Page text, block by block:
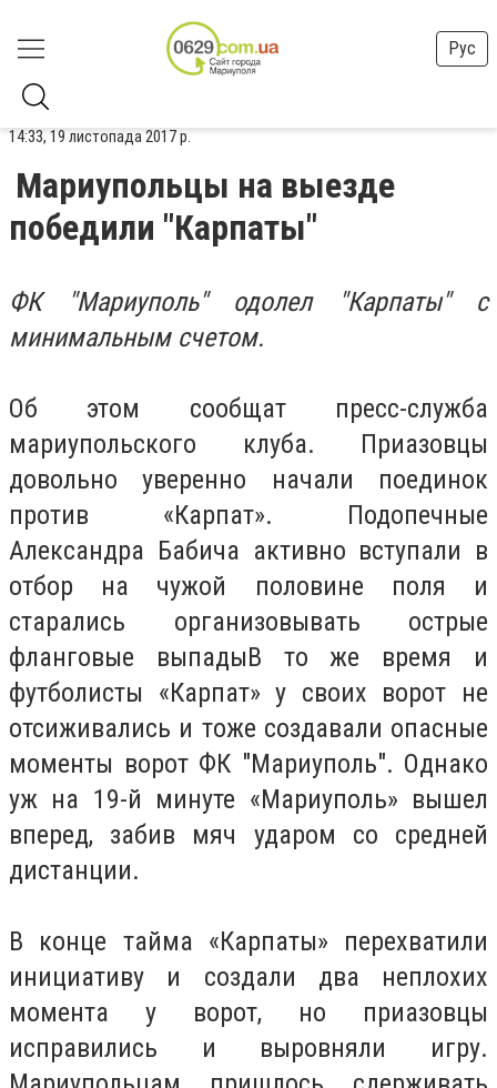
Рус
14:33, 19 листопада 2017 р.
Мариупольцы на выезде
победили "Карпаты"
ФК "Мариуполь" одолел "Карпаты" с
минимальным счетом.
Об этом сообщат пресс-служба
мариупольского клуба. Приазовцы
довольно уверенно начали поединок
против «Карпат». Подопечные
Александра Бабича активно вступали в
отбор на чужой половине поля и
старались организовывать острые
фланговые выпадыВ то же время и
футболисты «Карпат» у своих ворот не
отсиживались и тоже создавали опасные
моменты ворот ФК "Мариуполь". Однако
уж на 19-й минуте «Мариуполь» вышел
вперед, забив мяч ударом со средней
дистанции.
В конце тайма «Карпаты» перехватили
инициативу и создали два неплохих
момента у ворот, но приазовцы
исправились и выровняли игру.